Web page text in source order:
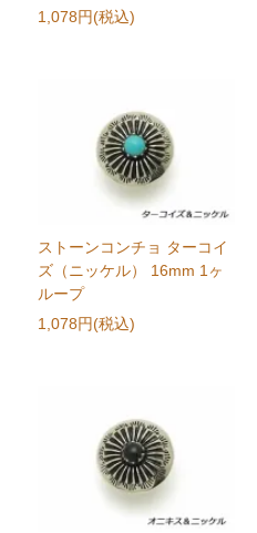
1,078円(税込)
ストーンコンチョ ターコイ
ズ（ニッケル） 16mm 1ヶ
ループ
1,078円(税込)